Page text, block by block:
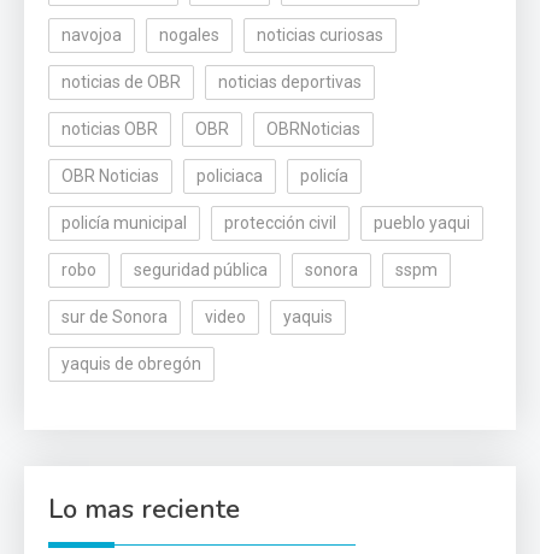
navojoa nogales noticias curiosas
noticias de OBR noticias deportivas
noticias OBR OBR OBRNoticias
OBR Noticias policiaca policía
policía municipal protección civil pueblo yaqui
robo seguridad pública sonora sspm
sur de Sonora video yaquis
yaquis de obregón
Lo mas reciente